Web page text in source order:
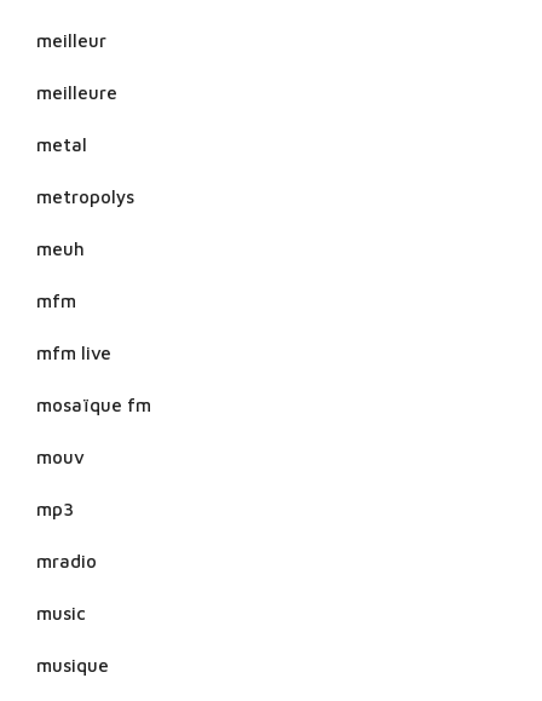
meilleur
meilleure
metal
metropolys
meuh
mfm
mfm live
mosaïque fm
mouv
mp3
mradio
music
musique